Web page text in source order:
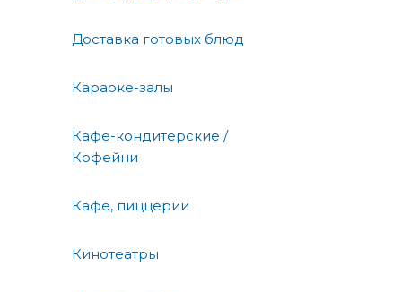
Доставка готовых блюд
Караоке-залы
Кафе-кондитерские /
Кофейни
Кафе, пиццерии
Кинотеатры